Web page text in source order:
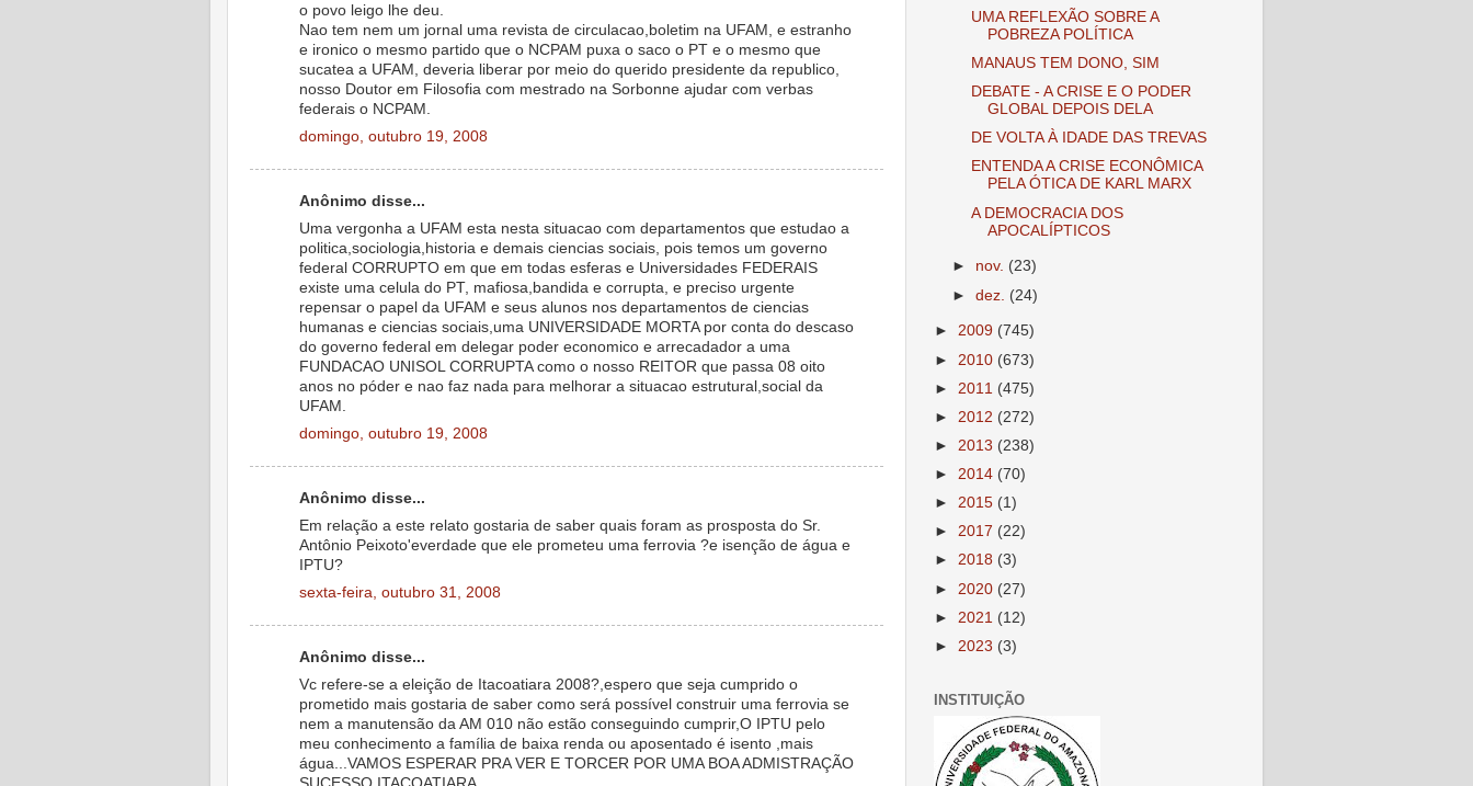
o povo leigo lhe deu.
Nao tem nem um jornal uma revista de circulacao,boletim na UFAM, e estranho
e ironico o mesmo partido que o NCPAM puxa o saco o PT e o mesmo que
sucatea a UFAM, deveria liberar por meio do querido presidente da republico,
nosso Doutor em Filosofia com mestrado na Sorbonne ajudar com verbas
federais o NCPAM.
domingo, outubro 19, 2008
Anônimo disse...
Uma vergonha a UFAM esta nesta situacao com departamentos que estudao a
politica,sociologia,historia e demais ciencias sociais, pois temos um governo
federal CORRUPTO em que em todas esferas e Universidades FEDERAIS
existe uma celula do PT, mafiosa,bandida e corrupta, e preciso urgente
repensar o papel da UFAM e seus alunos nos departamentos de ciencias
humanas e ciencias sociais,uma UNIVERSIDADE MORTA por conta do descaso
do governo federal em delegar poder economico e arrecadador a uma
FUNDACAO UNISOL CORRUPTA como o nosso REITOR que passa 08 oito
anos no póder e nao faz nada para melhorar a situacao estrutural,social da
UFAM.
domingo, outubro 19, 2008
Anônimo disse...
Em relação a este relato gostaria de saber quais foram as prosposta do Sr.
Antônio Peixoto'everdade que ele prometeu uma ferrovia ?e isenção de água e
IPTU?
sexta-feira, outubro 31, 2008
Anônimo disse...
Vc refere-se a eleição de Itacoatiara 2008?,espero que seja cumprido o
prometido mais gostaria de saber como será possível construir uma ferrovia se
nem a manutensão da AM 010 não estão conseguindo cumprir,O IPTU pelo
meu conhecimento a família de baixa renda ou aposentado é isento ,mais
água...VAMOS ESPERAR PRA VER E TORCER POR UMA BOA ADMISTRAÇÃO
UMA REFLEXÃO SOBRE A
POBREZA POLÍTICA
MANAUS TEM DONO, SIM
DEBATE - A CRISE E O PODER
GLOBAL DEPOIS DELA
DE VOLTA À IDADE DAS TREVAS
ENTENDA A CRISE ECONÔMICA
PELA ÓTICA DE KARL MARX
A DEMOCRACIA DOS
APOCALÍPTICOS
► nov. (23)
►dez. (24)
► 2009 (745)
► 2010 (673)
► 2011 (475)
► 2012 (272)
► 2013 (238)
► 2014 (70)
► 2015 (1)
► 2017 (22)
► 2018 (3)
► 2020 (27)
► 2021 (12)
► 2023 (3)
INSTITUIÇÃO